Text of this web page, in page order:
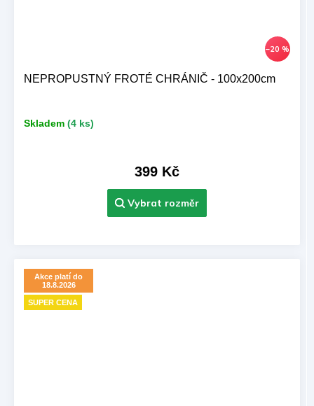
–20 %
NEPROPUSTNÝ FROTÉ CHRÁNIČ - 100x200cm
Skladem (4 ks)
399 Kč
Akce platí do
18.8.2026
SUPER CENA